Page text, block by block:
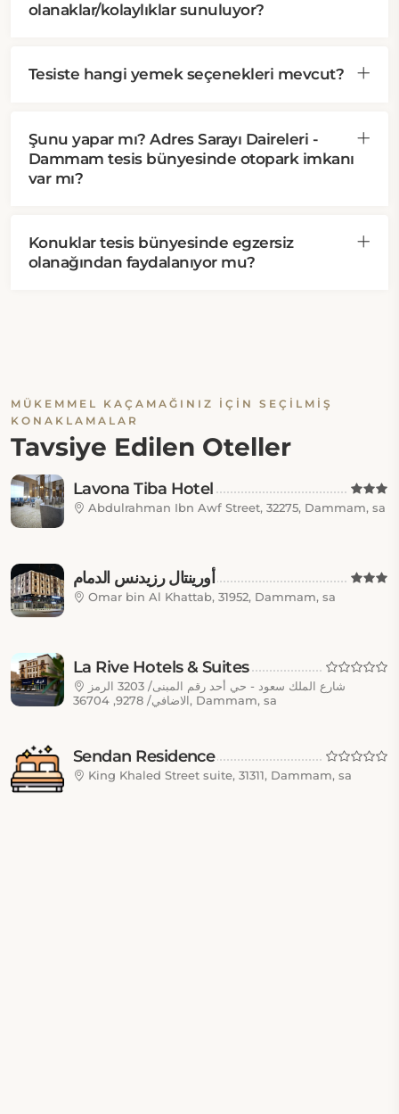
olanaklar/kolaylıklar sunuluyor?
Tesiste hangi yemek seçenekleri mevcut?
Şunu yapar mı? Adres Sarayı Daireleri -
Dammam tesis bünyesinde otopark imkanı
var mı?
Konuklar tesis bünyesinde egzersiz
olanağından faydalanıyor mu?
MÜKEMMEL KAÇAMAĞINIZ IÇIN SEÇILMIŞ
KONAKLAMALAR
Tavsiye Edilen Oteller
Lavona Tiba Hotel
Abdulrahman Ibn Awf Street, 32275, Dammam, sa
أورينتال رزيدنس الدمام
Omar bin Al Khattab, 31952, Dammam, sa
La Rive Hotels & Suites
الاضافي/ 9278, 36704, Dammam, sa
Sendan Residence
King Khaled Street suite, 31311, Dammam, sa